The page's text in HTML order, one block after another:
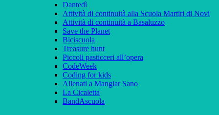
Dantedì
Attività di continuità alla Scuola Martiri di Novi
Attività di continuità a Basaluzzo
Save the Planet
Biciscuola
Treasure hunt
Piccoli pasticceri all’opera
CodeWeek
Coding for kids
Allenati a Mangiar Sano
La Cicaletta
BandAscuola